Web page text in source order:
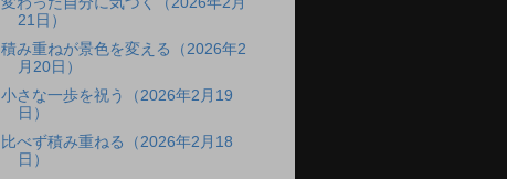
21日）
積み重ねが景色を変える（2026年2
月20日）
小さな一歩を祝う（2026年2月19
日）
比べず積み重ねる（2026年2月18
日）